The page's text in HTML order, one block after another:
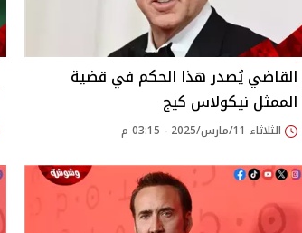
القاضي يُصدر هذا الحكم في قضية
الممثل نيكولاس كيج
الثلاثاء 11/مارس/2025 - 03:15 م